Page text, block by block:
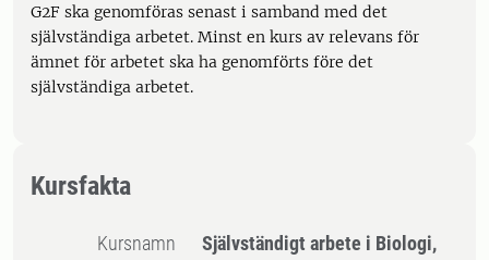
G2F ska genomföras senast i samband med det
självständiga arbetet. Minst en kurs av relevans för
ämnet för arbetet ska ha genomförts före det
självständiga arbetet.
Kursfakta
Kursnamn
Självständigt arbete i Biologi,